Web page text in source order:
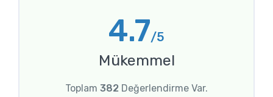
4.7/5
Mükemmel
Toplam 382 Değerlendirme Var.